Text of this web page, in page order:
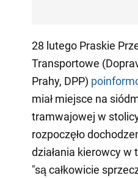
28 lutego Praskie
Transportowe
Prahy, DPP)
miał miejsce na
tramwajowej w
rozpoczęło
działania kierowcy w
"są całkowicie